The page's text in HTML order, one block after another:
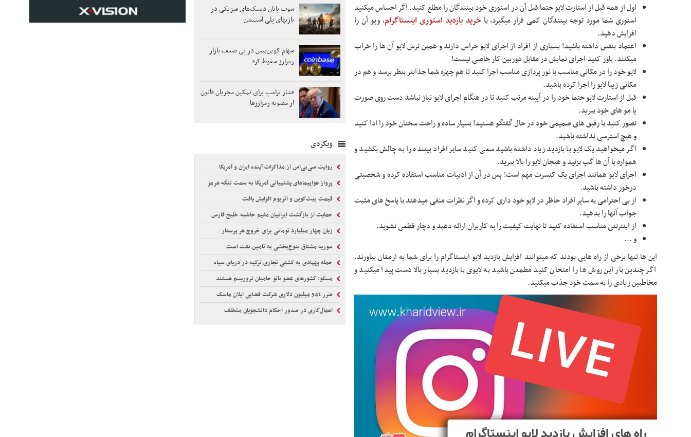
اول از همه قبل از استارت لایو حتما قبل آن در استوری خود بینندگان را مطلع کنید. اگر احساس میکنید
استوری شما مورد توجه بینندگان کمی قرار میگیرد، باخرید بازدید استوری اینستاگرام، ویو آن را
افزایش دهید.
اعتماد بنفس داشته باشید! بسیاری از افراد از اجرای لایو حراس دارند و همین ترس لایو آن ها را خراب
میکنند. باور کنید اجرای نمایش در مقابل دوربین کار خاصی نیست!
لایو خود را در مکانی مناسب با نور پردازی مناسب اجرا کنید تا هم چهره شما جذابتر بنظر برسد و هم در
مکانی زیبا لایو را اجرا کرده باشید.
قبل از استارت لایو حتما خود را در آیینه مرتب کنید تا در هنگام اجرای لایو نیاز نباشد دست روی صورت
یا مو های خود ببرید.
تصور کنید با رفیق های صمیمی خود در حال گفتگو هستید! بسیار ساده و راحت سخنان خود را ادا کنید
و هیچ استرسی نداشته باشید.
اگر میخواهید یک لایو با بازدید زیاد داشته باشید سعی کنید سایر افراد بیننده را به چالش بکشید و
همواره با آن ها گپ بزنید و هیجان لایو را بالا ببرید.
اجرای لایو همانند اجرای یک کنسرت مهم است! پس در آن از ادبیات مناسب استفاده کرده و شخصیتی
درخور داشته باشید.
از بی احترامی به سایر افراد حاظر در لایو خود داری کرده و اگر نظرات منفی میدهند با پاسخ های مثبت
جواب آنها را بدهید.
از اینترنتی مناسب استفاده کنید تا نهایت کیفیت را به کاربران ارائه دهید و دچار قطعی نشوید.
و ...
این ها تنها برخی از راه هایی بودند که میتوانند افزایش بازدید لایو اینستاگرام را برای شما به ارمغان بیاورند.
اگر چندین بار این روش ها را امتحان کنید مطمعن باشید به لایوی با بازدید بسیار بالا دست پیدا میکنید و
مخاطبین زیادی را به سمت خود جذب میکنید.
سوت پایان دیسک‌های فیزیکی در
بازیهای پلی استیشن
سهام کوین‌بیس در پی ضعف بازار
رمزارز سقوط کرد
فشار ترامپ برای تمکین مجریان قانون
از مصوبه رمزارزها
وبگردی
روایت سی‌بی‌اس از مذاکرات آینده ایران و آمریکا
پرواز هواپیماهای پشتیبانی آمریکا به سمت تنگه هرمز
قیمت بیت‌کوین و اتریوم افزایش یافت
حمایت از بازگشت ایرانیان مقیم حاشیه خلیج فارس
زیان چهار میلیارد تومانی برای خروج هر پرستار
سوریه مشتاق تنوع‌بخشی به تامین نفت است
حمله پهپادی به کشتی تجاری ترکیه در دریای سیاه
مسکو: کشورهای عضو ناتو حامیان تروریسم هستند
ضرر 541 میلیون دلاری شرکت فضایی ایلان ماسک
اهمال‌کاری در صدور احکام‌ دانشجویان متخلف